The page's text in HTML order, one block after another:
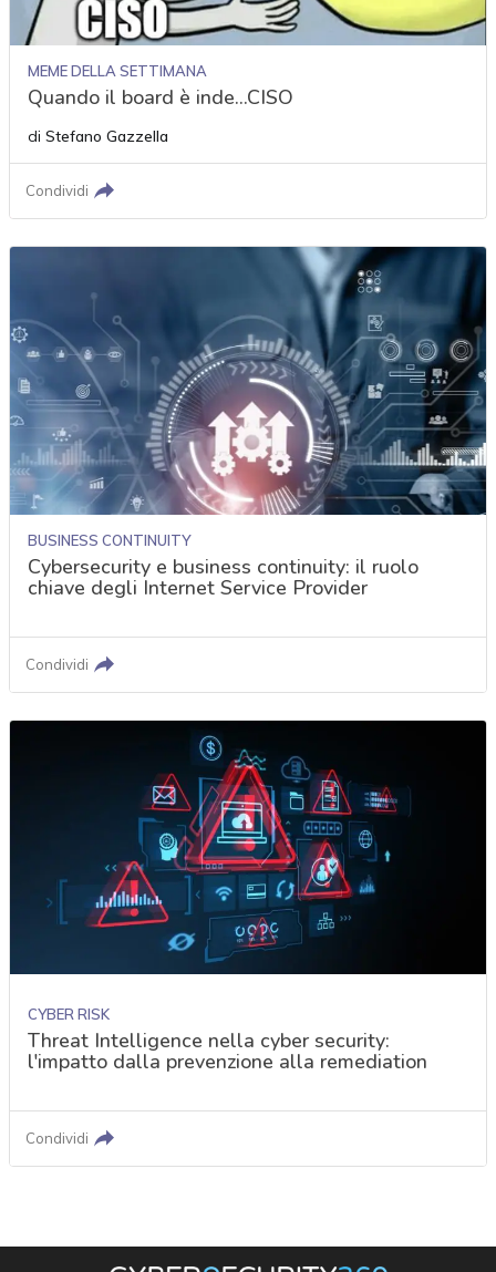
MEME DELLA SETTIMANA
Quando il board è inde...CISO
di Stefano Gazzella
Condividi
BUSINESS CONTINUITY
Cybersecurity e business continuity: il ruolo
chiave degli Internet Service Provider
Condividi
CYBER RISK
Threat Intelligence nella cyber security:
l'impatto dalla prevenzione alla remediation
Condividi